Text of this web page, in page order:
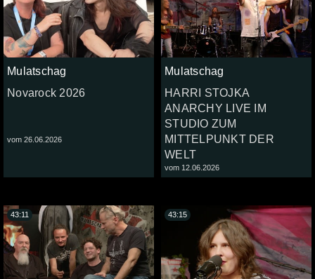
Mulatschag
Novarock 2026
vom 26.06.2026
Mulatschag
HARRI STOJKA
ANARCHY LIVE IM
STUDIO ZUM
MITTELPUNKT DER
WELT
vom 12.06.2026
43:11 43:15